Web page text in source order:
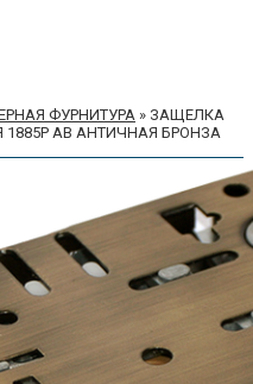
ФУРНИТУРА » ЗАЩЕЛКА
AB АНТИЧНАЯ БРОНЗА